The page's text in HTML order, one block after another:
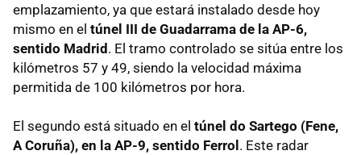
emplazamiento, ya que estará instalado desde hoy
mismo en el túnel III de Guadarrama de la AP-6,
sentido Madrid. El tramo controlado se sitúa entre los
kilómetros 57 y 49, siendo la velocidad máxima
permitida de 100 kilómetros por hora.
El segundo está situado en el túnel do Sartego (Fene,
A Coruña), en la AP-9, sentido Ferrol. Este radar